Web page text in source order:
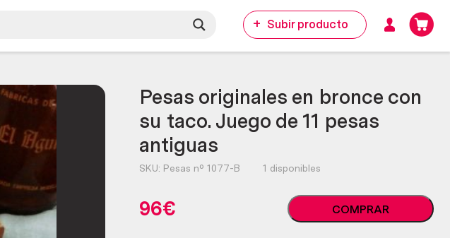
Subir producto
Pesas originales en bronce con
su taco. Juego de 11 pesas
antiguas
SKU: Pesas nº 1077-B 1 disponibles
96€
Pesas
originales
COMPRAR